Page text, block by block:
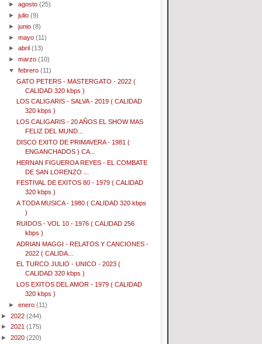
►agosto (25)
►julio (9)
►junio (8)
►mayo (11)
►abril (13)
►marzo (10)
▼febrero (11)
GATO PETERS - MASTERGATO - 2022 (
CALIDAD 320 kbps )
LOS CALIGARIS - SALVA - 2019 ( CALIDAD
320 kbps )
LOS CALIGARIS - 20 AÑOS EL SHOW MAS
FELIZ DEL MUND...
DISCO EXITO DE PRIMAVERA - 1981 (
ENGANCHADOS ) CA...
HERNAN FIGUEROA REYES - EL COMBATE
DE SAN LORENZO ...
FESTIVAL DE EXITOS 80 - 1979 ( CALIDAD
320 kbps )
A TODA MUSICA - 1980 ( CALIDAD 320 kbps
)
RUIDOS - VOL 10 - 1976 ( CALIDAD 256
kbps )
ADRIAN MAGGI - RELATOS Y CANCIONES -
2022 ( CALIDA...
EL TURCO JULIO - UNICO - 2023 (
CALIDAD 320 kbps )
LOS EXITOS DEL AMOR - 1979 ( CALIDAD
320 kbps )
►enero (11)
► 2022 (244)
► 2021 (175)
► 2020 (220)